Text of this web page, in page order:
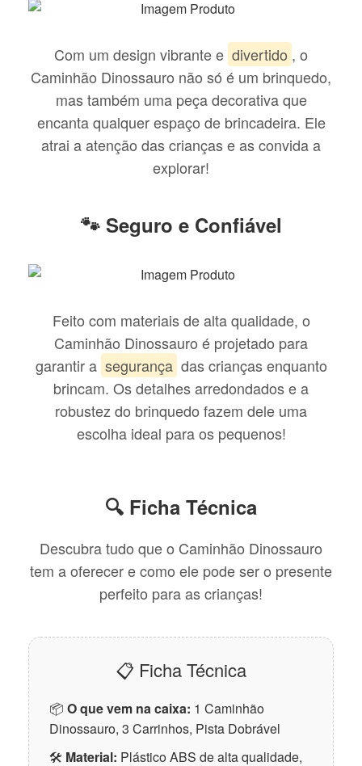
Com um design vibrante e divertido , o
Caminhão Dinossauro não só é um brinquedo,
mas também uma peça decorativa que
encanta qualquer espaço de brincadeira. Ele
atrai a atenção das crianças e as convida a
explorar!
🐾 Seguro e Confiável
Feito com materiais de alta qualidade, o
Caminhão Dinossauro é projetado para
garantir a segurança das crianças enquanto
brincam. Os detalhes arredondados e a
robustez do brinquedo fazem dele uma
escolha ideal para os pequenos!
🔍 Ficha Técnica
Descubra tudo que o Caminhão Dinossauro
tem a oferecer e como ele pode ser o presente
perfeito para as crianças!
📋 Ficha Técnica
📦 O que vem na caixa: 1 Caminhão
Dinossauro, 3 Carrinhos, Pista Dobrável
🛠 Material: Plástico ABS de alta qualidade,